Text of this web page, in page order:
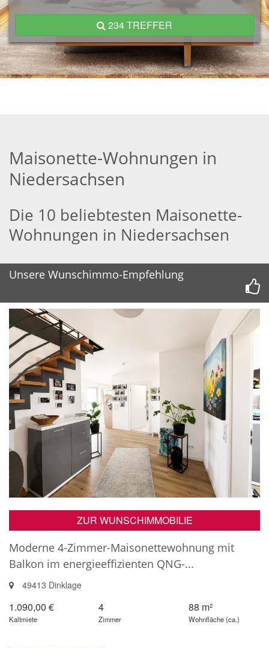
234 TREFFER
Maisonette-Wohnungen in
Niedersachsen
Die 10 beliebtesten Maisonette-
Wohnungen in Niedersachsen
Unsere Wunschimmo-Empfehlung
ZUR WUNSCHIMMOBILIE
Moderne 4-Zimmer-Maisonettewohnung mit
Balkon im energieeffizienten QNG-...
49413 Dinklage
1.090,00 €
Kaltmiete
4
Zimmer
88 m²
Wohnfläche (ca.)